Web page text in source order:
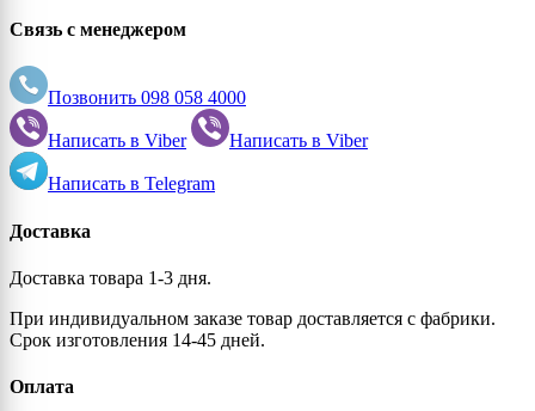
Связь с менеджером
Позвонить 098 058 4000
Написать в Viber Написать в Viber
Написать в Telegram
Доставка
Доставка товара 1-3 дня.
При индивидуальном заказе товар доставляется с фабрики.
Срок изготовления 14-45 дней.
Оплата